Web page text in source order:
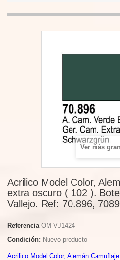
Ver más
Acrilico Model Color,
extra oscuro ( 102 ).
Vallejo. Ref: 70.896,
Referencia OM-VJ1424
Condición: Nuevo producto
Acrilico Model Color, Alemán